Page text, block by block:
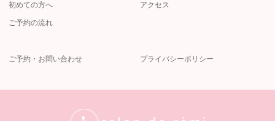
初めての方へ
ご予約の流れ
アクセス
ご予約・お問い合わせ プライバシーポリシー